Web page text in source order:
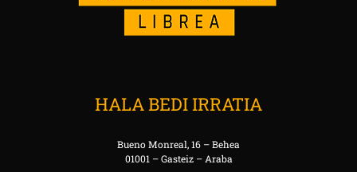
HALA BEDI IRRATIA
Bueno Monreal, 16 – Behea
01001 – Gasteiz – Araba